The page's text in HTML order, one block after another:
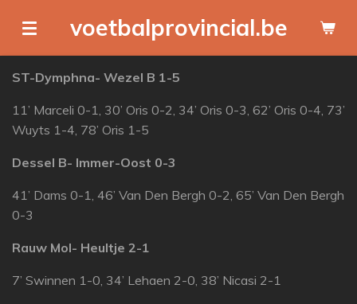
direct
naar
de
voetbalprovincial.be
ST-Dymphna- Wezel B 1-5
11’ Marceli 0-1, 30’ Oris 0-2, 34’ Oris 0-3, 62’ Oris 0-4, 73’
Wuyts 1-4, 78’ Oris 1-5
Dessel B- Immer-Oost 0-3
41’ Dams 0-1, 46’ Van Den Bergh 0-2, 65’ Van Den Bergh
0-3
Rauw Mol- Heultje 2-1
7’ Swinnen 1-0, 34’ Lehaen 2-0, 38’ Nicasi 2-1